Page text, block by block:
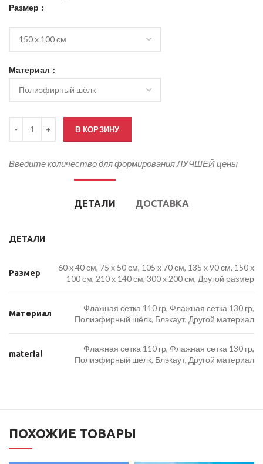
Размер
Материал
В КОРЗИНУ
Введите количество для формирования ЛУЧШЕЙ цены
ДЕТАЛИ ДОСТАВКА
ДЕТАЛИ
Размер
60 x 40 см, 75 x 50 см, 105 x 70 см, 135 x 90 см, 150 x
100 см, 210 x 140 см, 300 x 200 см, Другой размер
Материал
Флажная сетка 110 гр, Флажная сетка 130 гр,
Полиэфирный шёлк, Блэкаут, Другой материал
material
Флажная сетка 110 гр, Флажная сетка 130 гр,
Полиэфирный шёлк, Блэкаут, Другой материал
ПОХОЖИЕ ТОВАРЫ